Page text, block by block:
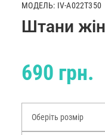
МОДЕЛЬ: IV-A022T350
Штани
690 грн.
Оберіть розмір